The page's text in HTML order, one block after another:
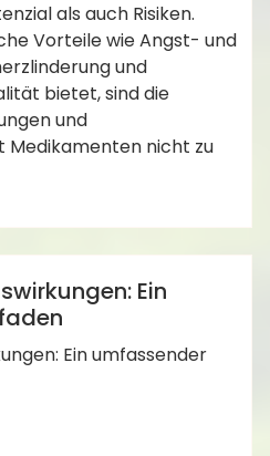
als auch Risiken.
Vorteile wie Angst- und
und
bietet, sind die
und
Medikamenten nicht zu
,Herz-Kreislauf-
Cannabis
Ein
Ein umfassender